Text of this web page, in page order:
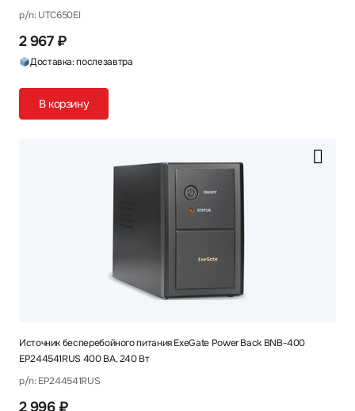
p/n: UTC650EI
2 967 ₽
Доставка: послезавтра
В корзину
Источник бесперебойного питания ExeGate Power Back BNB-400
EP244541RUS 400 ВА, 240 Вт
p/n: EP244541RUS
2 996 ₽